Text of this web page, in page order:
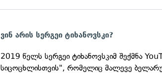
ვინ არის სერგეი ტიხანოვსკი?
2019 წელს სერგეი ტიხანოვსკიმ შექმნა
სიცოცხლისთვის", რომელიც მალევე